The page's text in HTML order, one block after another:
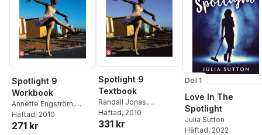
Spotlight 9
Workbook
Annette Engström,
Marie Wejrum
Jonas,Catharina Lantz
Häftad, 2010
271 kr
Spotlight 9
Textbook
Randall Jonas,
Catharina Lantz
Häftad, 2010
331 kr
Del 1
Love In The
Spotlight
Julia Sutton
Häftad, 2022